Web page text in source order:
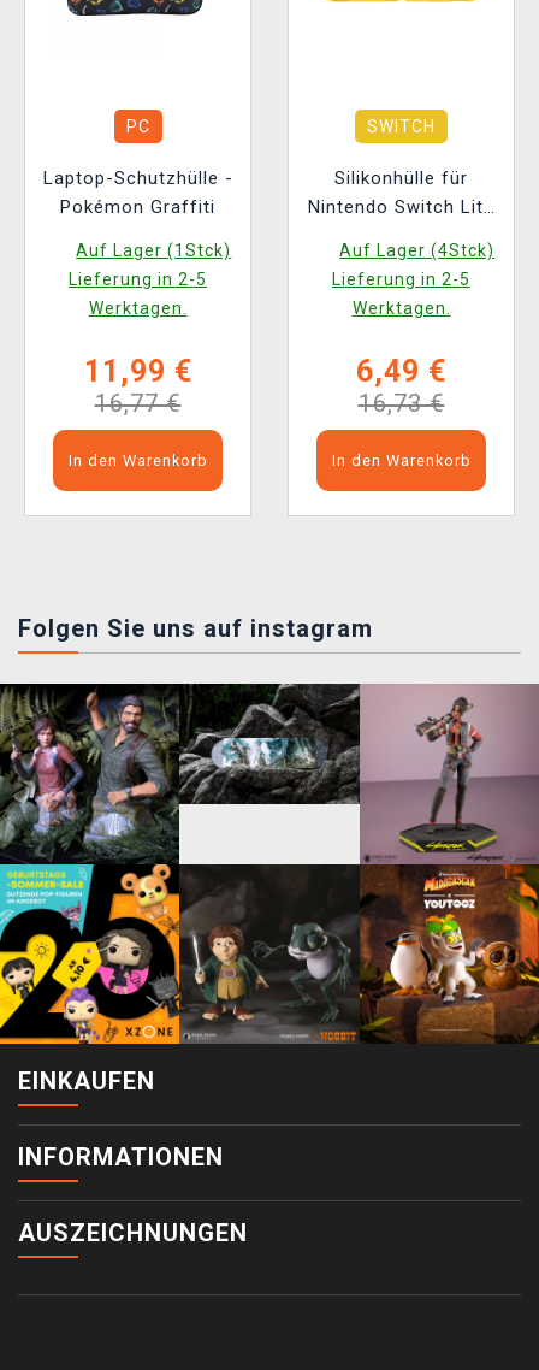
PC
Laptop-Schutzhülle -
Pokémon Graffiti
Auf Lager (1Stck)
Lieferung in 2-5
Werktagen.
11,99 €
16,77 €
In den Warenkorb
SWITCH
Silikonhülle für
Nintendo Switch Lite
Auf Lager (4Stck)
Lieferung in 2-5
Werktagen.
6,49 €
16,73 €
In den Warenkorb
Folgen Sie uns auf instagram
EINKAUFEN
INFORMATIONEN
AUSZEICHNUNGEN